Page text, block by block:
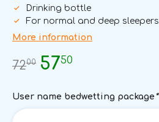
Drinking bottle
For normal and deep sleepers
More information
7200 5750
User name bedwetting package *